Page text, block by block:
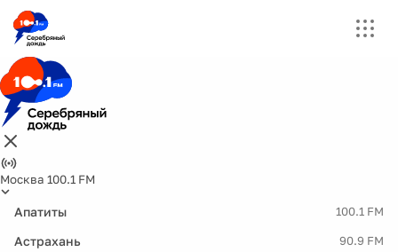
Москва 100.1 FM
Апатиты 100.1 FM
Астрахань 90.9 FM